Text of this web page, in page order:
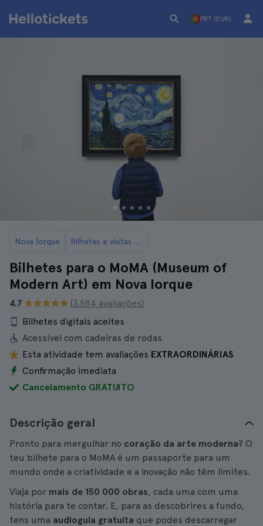
PRT (EUR)
Nova Iorque Bilhetes e visitas ao MoMA de Nova Iorque
Bilhetes para o MoMA (Museum of
Modern Art) em Nova Iorque
4.7
(3.584 avaliações)
Bilhetes digitais aceites
Acessível com cadeiras de rodas
Esta atividade tem avaliações EXTRAORDINÁRIAS
Confirmação imediata
Cancelamento GRATUITO
Descrição geral
Pronto para mergulhar no coração da arte moderna? O
teu bilhete para o MoMA é um passaporte para um
mundo onde a criatividade e a inovação não têm limites.
Viaja por mais de 150 000 obras, cada uma com uma
história para te contar. E, para as descobrires a fundo,
tens uma audioguia gratuita que podes descarregar